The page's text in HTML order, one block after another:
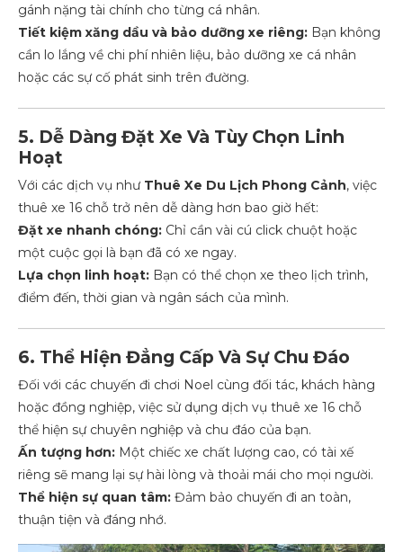
gánh nặng tài chính cho từng cá nhân.
Tiết kiệm xăng dầu và bảo dưỡng xe riêng: Bạn không
cần lo lắng về chi phí nhiên liệu, bảo dưỡng xe cá nhân
hoặc các sự cố phát sinh trên đường.
5. Dễ Dàng Đặt Xe Và Tùy Chọn Linh
Hoạt
Với các dịch vụ như Thuê Xe Du Lịch Phong Cảnh, việc
thuê xe 16 chỗ trở nên dễ dàng hơn bao giờ hết:
Đặt xe nhanh chóng: Chỉ cần vài cú click chuột hoặc
một cuộc gọi là bạn đã có xe ngay.
Lựa chọn linh hoạt: Bạn có thể chọn xe theo lịch trình,
điểm đến, thời gian và ngân sách của mình.
6. Thể Hiện Đẳng Cấp Và Sự Chu Đáo
Đối với các chuyến đi chơi Noel cùng đối tác, khách hàng
hoặc đồng nghiệp, việc sử dụng dịch vụ thuê xe 16 chỗ
thể hiện sự chuyên nghiệp và chu đáo của bạn.
Ấn tượng hơn: Một chiếc xe chất lượng cao, có tài xế
riêng sẽ mang lại sự hài lòng và thoải mái cho mọi người.
Thể hiện sự quan tâm: Đảm bảo chuyến đi an toàn,
thuận tiện và đáng nhớ.